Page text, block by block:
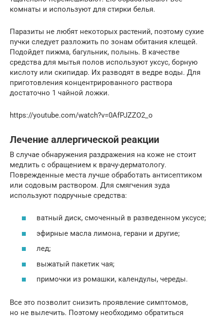
комнаты и используют для стирки белья.
Паразиты не любят некоторых растений, поэтому сухие
пучки следует разложить по зонам обитания клещей.
Подойдет пижма, багульник, полынь. В качестве
средства для мытья полов используют уксус, борную
кислоту или скипидар. Их разводят в ведре воды. Для
приготовления концентрированного раствора
достаточно 1 чайной ложки.
https://youtube.com/watch?v=0AfPJZZO2_o
Лечение аллергической реакции
В случае обнаружения раздражения на коже не стоит
медлить с обращением к врачу-дерматологу.
Поврежденные места лучше обработать антисептиком
или содовым раствором. Для смягчения зуда
используют подручные средства:
ватный диск, смоченный в разведенном уксусе;
эфирные масла лимона, герани и другие;
лед;
выжатый пакетик чая;
примочки из ромашки, календулы, череды.
Все это позволит снизить проявление симптомов,
но не вылечить. Поэтому необходимо обратиться